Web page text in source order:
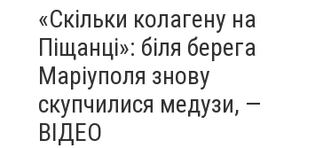
«Скільки колагену на
Піщанці»: біля берега
Маріуполя знову
скупчилися медузи, —
ВІДЕО